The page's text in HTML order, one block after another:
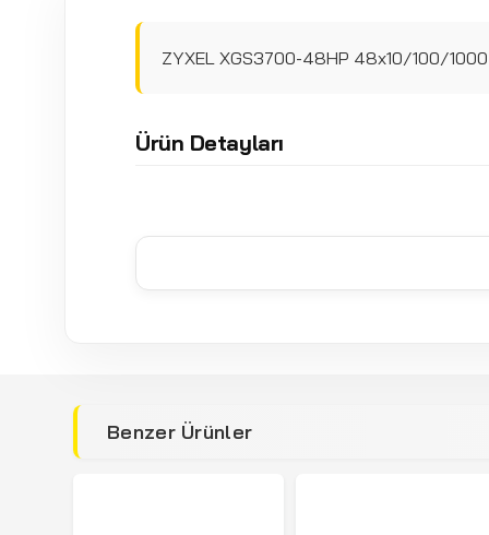
ZYXEL XGS3700-48HP 48x10/100/1000
Ürün Detayları
Benzer Ürünler